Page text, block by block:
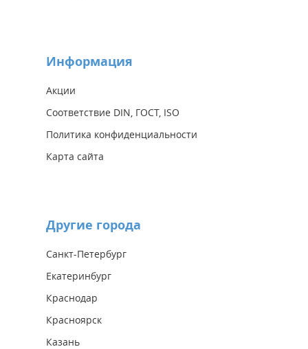
Информация
Акции
Соответствие DIN, ГОСТ, ISO
Политика конфиденциальности
Карта сайта
Другие города
Санкт-Петербург
Екатеринбург
Краснодар
Красноярск
Казань